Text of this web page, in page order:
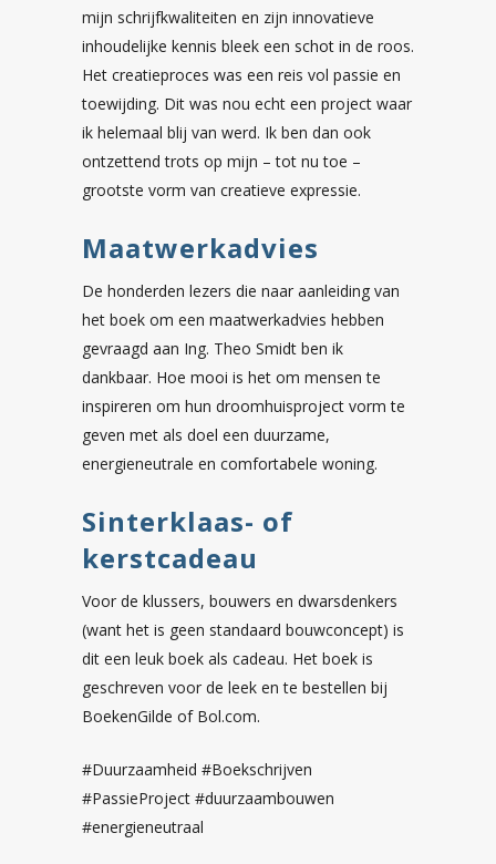
mijn schrijfkwaliteiten en zijn innovatieve
inhoudelijke kennis bleek een schot in de roos.
Het creatieproces was een reis vol passie en
toewijding. Dit was nou echt een project waar
ik helemaal blij van werd. Ik ben dan ook
ontzettend trots op mijn – tot nu toe –
grootste vorm van creatieve expressie.
Maatwerkadvies
De honderden lezers die naar aanleiding van
het boek om een maatwerkadvies hebben
gevraagd aan Ing. Theo Smidt ben ik
dankbaar. Hoe mooi is het om mensen te
inspireren om hun droomhuisproject vorm te
geven met als doel een duurzame,
energieneutrale en comfortabele woning.
Sinterklaas- of
kerstcadeau
Voor de klussers, bouwers en dwarsdenkers
(want het is geen standaard bouwconcept) is
dit een leuk boek als cadeau. Het boek is
geschreven voor de leek en te bestellen bij
BoekenGilde of Bol.com.
#Duurzaamheid #Boekschrijven
#PassieProject #duurzaambouwen
#energieneutraal